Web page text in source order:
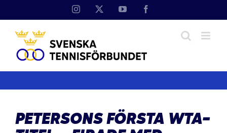
Instagram YouTube
PETERSONS FÖRSTA WTA-